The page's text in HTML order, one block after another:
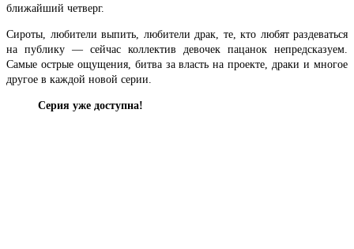
ближайший четверг.
Сироты, любители выпить, любители драк, те, кто любят раздеваться
на публику — сейчас коллектив девочек пацанок непредсказуем.
Самые острые ощущения, битва за власть на проекте, драки и многое
другое в каждой новой серии.
Серия уже доступна!